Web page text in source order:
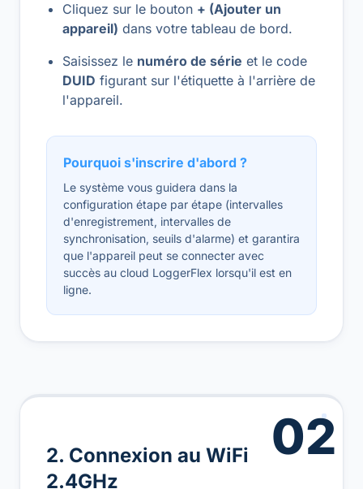
Cliquez sur le bouton + (Ajouter un
appareil) dans votre tableau de bord.
Saisissez le numéro de série et le code
DUID figurant sur l'étiquette à l'arrière de
l'appareil.
Pourquoi s'inscrire d'abord ?
Le système vous guidera dans la
configuration étape par étape (intervalles
d'enregistrement, intervalles de
synchronisation, seuils d'alarme) et garantira
que l'appareil peut se connecter avec
succès au cloud LoggerFlex lorsqu'il est en
ligne.
02
2. Connexion au WiFi
2.4GHz